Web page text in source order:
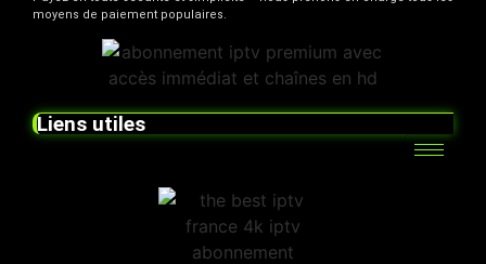
Liens utiles
moyens de paiement populaires.